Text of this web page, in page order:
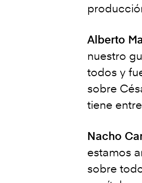
Alberto
nuestro
todos y
sobre
tiene
Nacho
estamos
sobre